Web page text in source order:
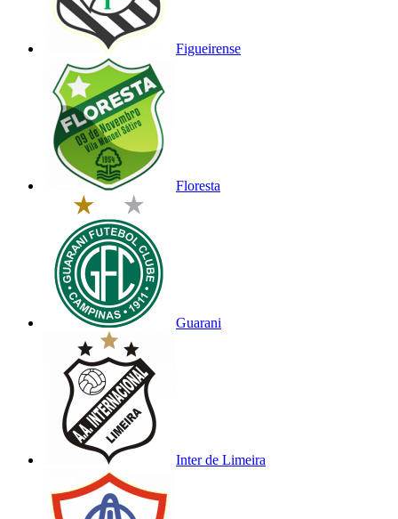
Figueirense
Floresta
Guarani
Inter de Limeira